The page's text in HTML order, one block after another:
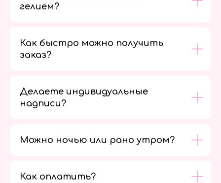
гелием?
Как быстро можно получить
заказ?
Делаете индивидуальные
надписи?
Можно ночью или рано утром?
Как оплатить?